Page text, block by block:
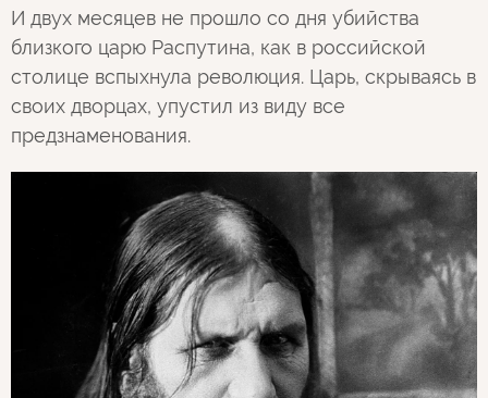
И двух месяцев не прошло со дня убийства
близкого царю Распутина, как в российской
столице вспыхнула революция. Царь, скрываясь в
своих дворцах, упустил из виду все
предзнаменования.